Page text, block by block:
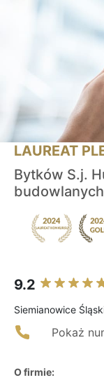
LAUREAT
Bytków S.j.
9.2
Siemianowice
Pokaż
O firmie: